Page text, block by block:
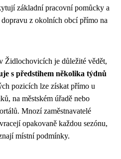
základní pracovní pomůcky a
z okolních obcí přímo na
Židlochovicích je důležité vědět,
s předstihem několika týdnů
pozicích lze získat přímo u
na městském úřadě nebo
Mnozí zaměstnavatelé
opakovaně každou sezónu,
místní podmínky.